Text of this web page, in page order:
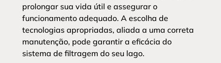
prolongar sua vida útil e assegurar o
funcionamento adequado. A escolha de
tecnologias apropriadas, aliada a uma correta
manutenção, pode garantir a eficácia do
sistema de filtragem do seu lago.